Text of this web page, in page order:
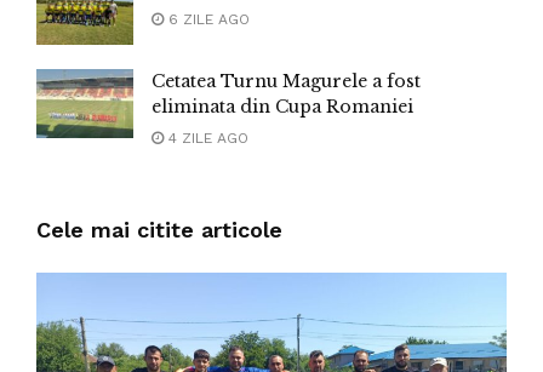
6 ZILE AGO
Cetatea Turnu Magurele a fost
eliminata din Cupa Romaniei
4 ZILE AGO
Cele mai citite articole